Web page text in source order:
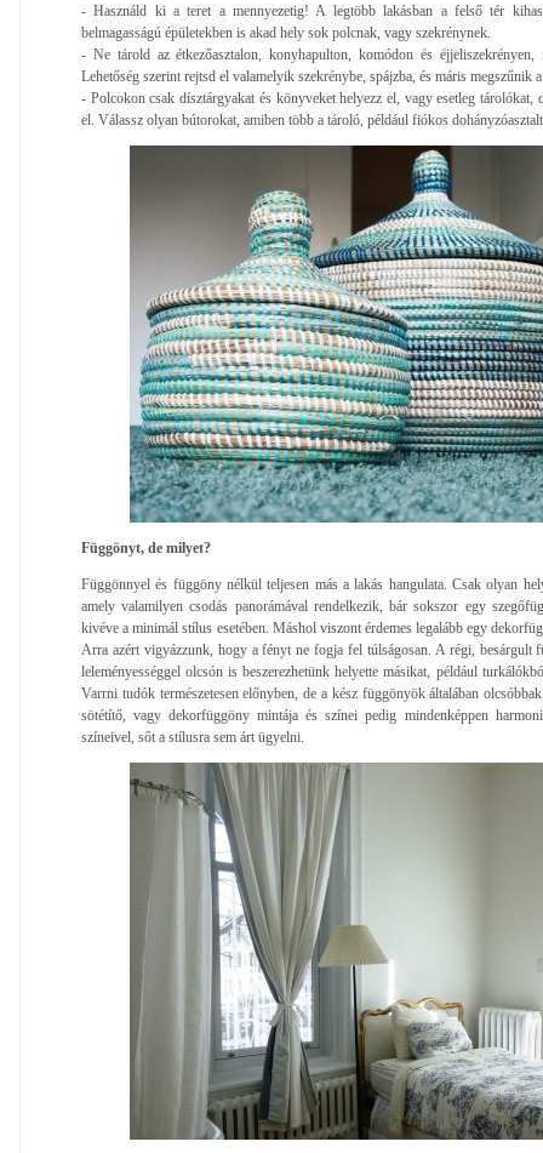
- Használd ki a teret a mennyezetig! A legtöbb lakásban a felső tér
belmagasságú épületekben is akad hely sok polcnak, vagy szekrénynek.
- Ne tárold az étkezőasztalon, konyhapulton, komódon és
Lehetőség szerint rejtsd el valamelyik szekrénybe, spájzba, és máris megszűnik
- Polcokon csak dísztárgyakat és könyveket helyezz el, vagy esetleg
el. Válassz olyan bútorokat, amiben több a tároló, például fiókos
Függönyt, de milyet?
Függönnyel és függöny nélkül teljesen más a lakás hangulata. Csak olyan
amely valamilyen csodás panorámával rendelkezik, bár sokszor egy
kivéve a minimál stílus esetében. Máshol viszont érdemes legalább egy
Arra azért vigyázzunk, hogy a fényt ne fogja fel túlságosan. A régi, besárgult
leleményességgel olcsón is beszerezhetünk helyette másikat, például
Varrni tudók természetesen előnyben, de a kész függönyök általában
sötétítő, vagy dekorfüggöny mintája és színei pedig mindenképpen
színeivel, sőt a stílusra sem árt ügyelni.